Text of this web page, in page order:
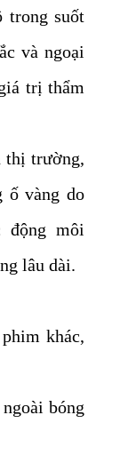
trong suốt
và ngoại
trị thẩm
thị trường,
ố vàng do
môi
lâu dài.
khác,
bóng